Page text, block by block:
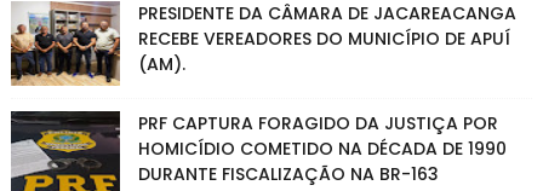
PRESIDENTE DA CÂMARA DE JACAREACANGA
RECEBE VEREADORES DO MUNICÍPIO DE APUÍ
(AM).
PRF CAPTURA FORAGIDO DA JUSTIÇA POR
HOMICÍDIO COMETIDO NA DÉCADA DE 1990
DURANTE FISCALIZAÇÃO NA BR-163